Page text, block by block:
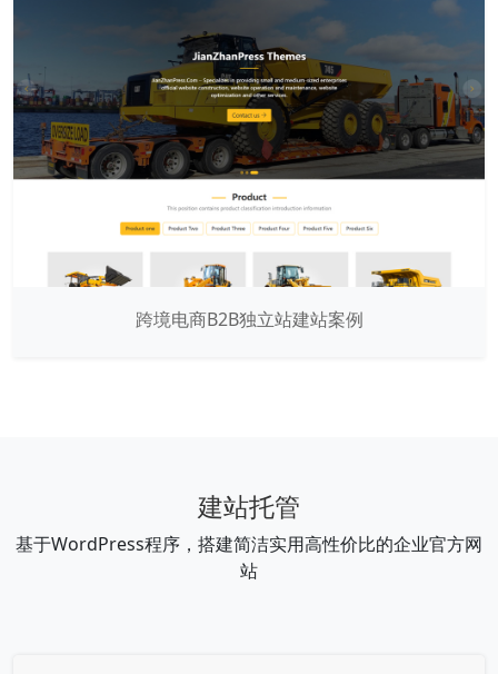
跨境电商B2B独立站建站案例
建站托管
基于WordPress程序，搭建简洁实用高性价比的企业官方网
站